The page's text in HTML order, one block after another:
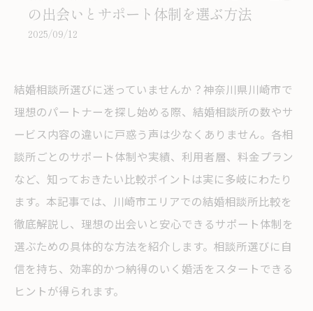
の出会いとサポート体制を選ぶ方法
2025/09/12
結婚相談所選びに迷っていませんか？神奈川県川崎市で
理想のパートナーを探し始める際、結婚相談所の数やサ
ービス内容の違いに戸惑う声は少なくありません。各相
談所ごとのサポート体制や実績、利用者層、料金プラン
など、知っておきたい比較ポイントは実に多岐にわたり
ます。本記事では、川崎市エリアでの結婚相談所比較を
徹底解説し、理想の出会いと安心できるサポート体制を
選ぶための具体的な方法を紹介します。相談所選びに自
信を持ち、効率的かつ納得のいく婚活をスタートできる
ヒントが得られます。